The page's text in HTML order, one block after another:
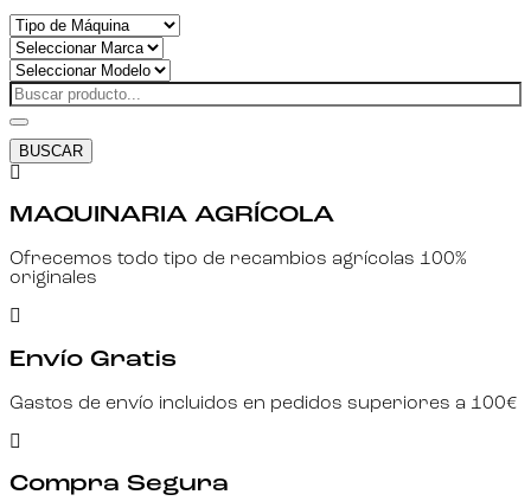
BUSCAR
MAQUINARIA AGRÍCOLA
Ofrecemos todo tipo de recambios agrícolas 100%
originales
Envío Gratis
Gastos de envío incluidos en pedidos superiores a 100€
Compra Segura